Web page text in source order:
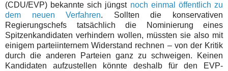
(CDU/EVP) bekannte sich jüngst noch einmal öffentlich zu
dem neuen Verfahren. Sollten die konservativen
Regierungschefs tatsächlich die Nominierung eines
Spitzenkandidaten verhindern wollen, müssten sie also mit
einigem parteiinternem Widerstand rechnen – von der Kritik
durch die anderen Parteien ganz zu schweigen. Keinen
Kandidaten aufzustellen könnte deshalb für den EVP-